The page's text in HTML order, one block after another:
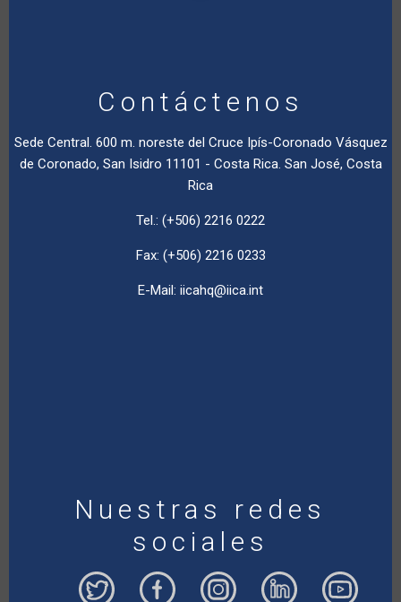
Contáctenos
Sede Central. 600 m. noreste del Cruce Ipís-Coronado Vásquez
de Coronado, San Isidro 11101 - Costa Rica. San José, Costa
Rica
Tel.: (+506) 2216 0222
Fax: (+506) 2216 0233
E-Mail: iicahq@iica.int
Nuestras redes
sociales